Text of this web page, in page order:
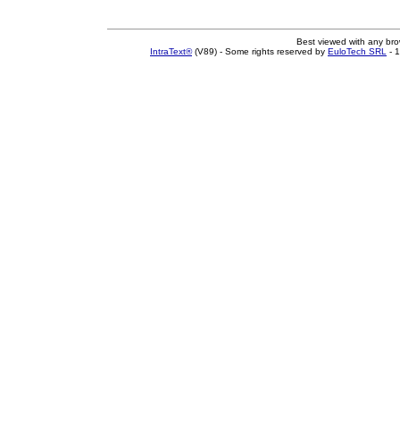
Best viewed with any
IntraText®(V89) - Some rights reserved by EuloTech SRL -